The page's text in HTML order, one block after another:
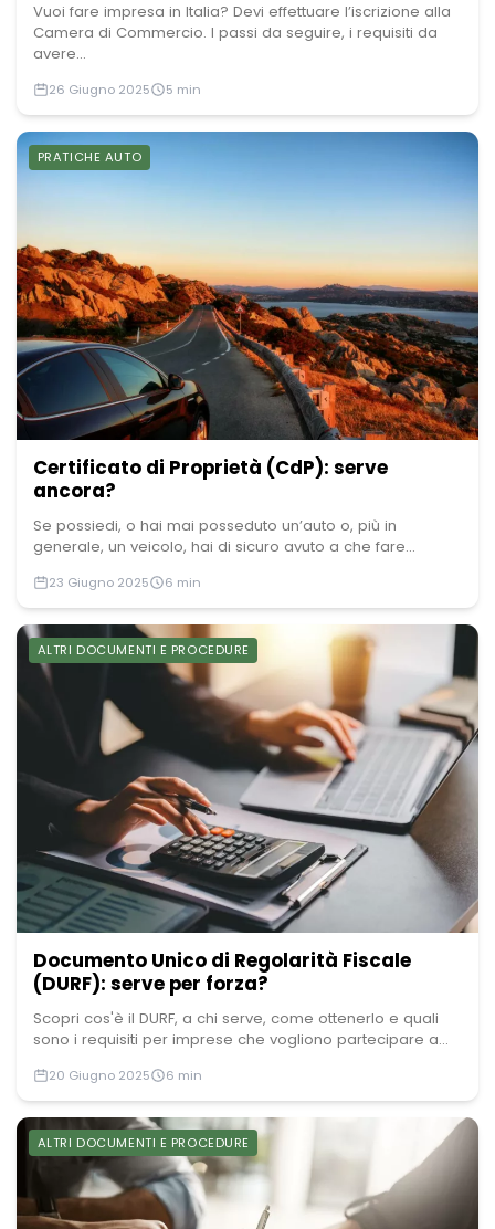
Vuoi fare impresa in Italia? Devi effettuare l’iscrizione alla
Camera di Commercio. I passi da seguire, i requisiti da
avere...
26 Giugno 2025 5 min
PRATICHE AUTO
Certificato di Proprietà (CdP): serve
ancora?
Se possiedi, o hai mai posseduto un’auto o, più in
generale, un veicolo, hai di sicuro avuto a che fare...
23 Giugno 2025 6 min
ALTRI DOCUMENTI E PROCEDURE
Documento Unico di Regolarità Fiscale
(DURF): serve per forza?
Scopri cos'è il DURF, a chi serve, come ottenerlo e quali
sono i requisiti per imprese che vogliono partecipare a...
20 Giugno 2025 6 min
ALTRI DOCUMENTI E PROCEDURE